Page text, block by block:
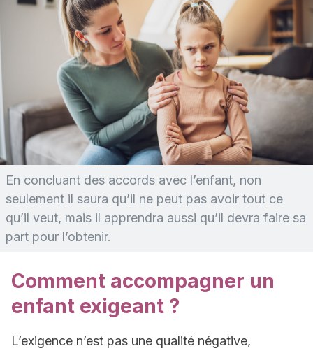
En concluant des accords avec l’enfant, non
seulement il saura qu’il ne peut pas avoir tout ce
qu’il veut, mais il apprendra aussi qu’il devra faire sa
part pour l’obtenir.
Comment accompagner un
enfant exigeant ?
L’exigence n’est pas une qualité négative,